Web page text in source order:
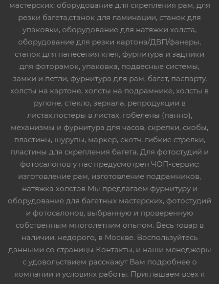
мастерских: оборудование для скрепления рам, для
резки багета,станок для ламинации, станок для
упаковки, оборудование для натяжки холста,
оборудование для резки картона/ДВП/фанеры,
станок для нанесения клея, фурнитура и задники
для фоторамок, упаковка, подвесные системы,
замки и петли, фурнитура для рам, багет, паспарту,
холсты на картоне, холсты на подрамнике, холсты в
рулоне, стекло, зеркала, репродукции в
листах,постеры в листах, гобелены (панно),
механизмы и фурнитура для часов, скрепки, скобы,
пластины, шурупы, маркер, скотч, гибкие стрелки,
пластины для скрепления багета. Для фотостудий и
фотосалонов у нас предусмотрен ЧОП-сервис:
изготовление рам, изготовление подрамников,
натяжка холстов Мы предлагаем фурнитуру и
оборудование для багетных мастерских, фотостудий
и фотосалонов, выбранную и проверенную
собственным многолетним опытом. Весь товар в
наличии, недорого, в Москве. Воспользуйтесь
данными со страницы Контакты, и наши менеджеры
с удовольствием расскажут Вам подробнее о
компании и условиях работы. Приглашаем всех к